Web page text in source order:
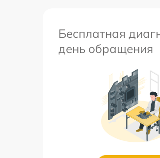
Бесплатная
день обращения